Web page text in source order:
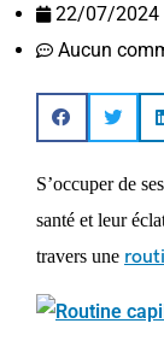
22/07/2024
Aucun
S’occuper de
santé et leur
travers une